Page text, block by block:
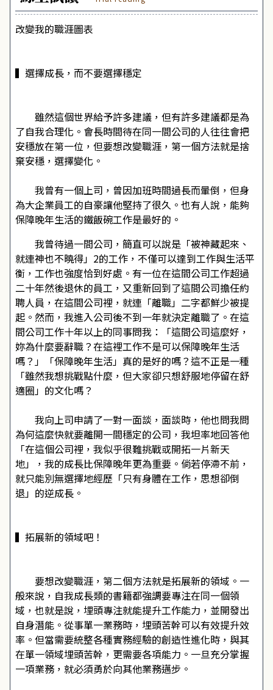
改變我的職涯圖表
▍選擇成長，而不要選擇穩定
雖然這個世界給予許多建議，但有許多建議都是為
了自我合理化。會長時間待在同一間公司的人往往會把
安穩放在第一位，但要想改變職涯，第一個方法就是捨
棄安穩，選擇變化。
我曾有一個上司，曾因加班時間過長而暈倒，但身
為大企業員工的自豪讓他堅持了很久。也有人說，能夠
保障晚年生活的鐵飯碗工作是最好的。
我曾待過一間公司，簡直可以說是「被神藏起來、
就連神也不曉得」2的工作，不僅可以達到工作與生活平
衡，工作也強度恰到好處。有一位在這間公司工作超過
二十年然後退休的員工，又重新回到了這間公司擔任約
聘人員，在這間公司裡，就連「離職」二字都鮮少被提
起。然而，我進入公司後不到一年就決定離職了。在這
間公司工作十年以上的同事問我：「這間公司這麼好，
妳為什麼要辭職？在這裡工作不是可以保障晚年生活
嗎？」「保障晚年生活」真的是好的嗎？這不正是一種
「雖然我想挑戰點什麼，但大家卻只想舒服地停留在舒
適圈」的文化嗎？
我向上司申請了一對一面談，面談時，他也問我問
為何這麼快就要離開一間穩定的公司，我坦率地回答他
「在這個公司裡，我似乎很難挑戰或開拓一片新天
地」，我的成長比保障晚年更為重要。倘若停滯不前，
就只能別無選擇地經歷「只有身體在工作，思想卻倒
退」的逆成長。
▍拓展新的領域吧！
要想改變職涯，第二個方法就是拓展新的領域。一
般來說，自我成長類的書籍都強調要專注在同一個領
域，也就是說，埋頭專注就能提升工作能力，並開發出
自身潛能。從事單一業務時，埋頭苦幹可以有效提升效
率。但當需要統整各種實務經驗的創造性進化時，與其
在單一領域埋頭苦幹，更需要各項能力。一旦充分掌握
一項業務，就必須勇於向其他業務邁步。